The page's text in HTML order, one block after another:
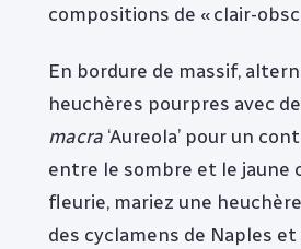
compositions de « clair-
En bordure de massif,
heuchères pourpres avec
macra ‘Aureola’ pour un
entre le sombre et le jaune
fleurie, mariez une
des cyclamens de Naples